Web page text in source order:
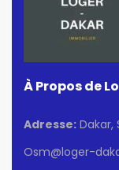
À Propos de
Adresse: Dakar,
Osm@loger-